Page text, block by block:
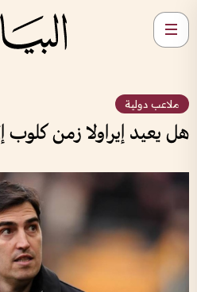
ملاعب دولية
هل يعيد إيراولا زمن كلوب